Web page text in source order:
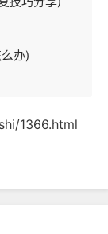
办)
1366.html